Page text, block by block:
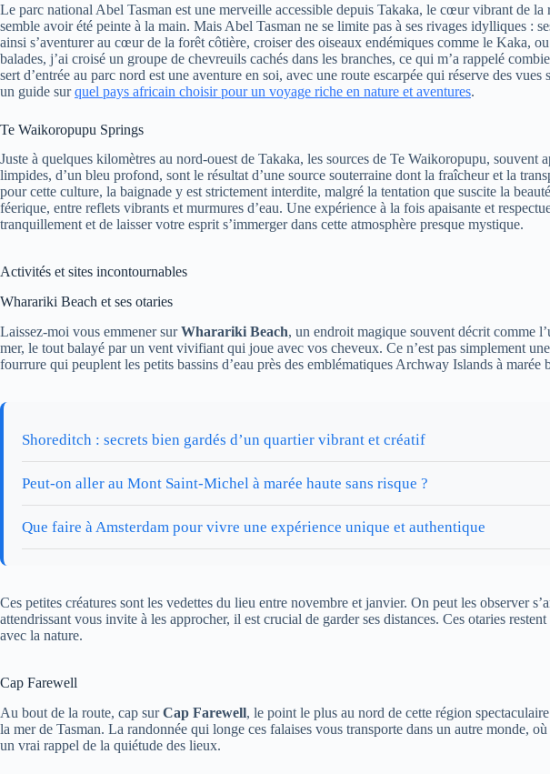
Le parc national Abel Tasman est une merveille accessible depuis Takaka, le cœur vibrant de
semble avoir été peinte à la main. Mais Abel Tasman ne se limite pas à ses rivages idylliques :
ainsi s’aventurer au cœur de la forêt côtière, croiser des oiseaux endémiques comme le Kaka,
balades, j’ai croisé un groupe de chevreuils cachés dans les branches, ce qui m’a rappelé
sert d’entrée au parc nord est une aventure en soi, avec une route escarpée qui réserve des
un guide surquel pays africain choisir pour un voyage riche en nature et aventures.
Te Waikoropupu Springs
Juste à quelques kilomètres au nord-ouest de Takaka, les sources de Te Waikoropupu,
limpides, d’un bleu profond, sont le résultat d’une source souterraine dont la fraîcheur et la
pour cette culture, la baignade y est strictement interdite, malgré la tentation que suscite la
féerique, entre reflets vibrants et murmures d’eau. Une expérience à la fois apaisante et
tranquillement et de laisser votre esprit s’immerger dans cette atmosphère presque mystique.
Activités et sites incontournables
Wharariki Beach et ses otaries
Laissez-moi vous emmener surWharariki Beach, un endroit magique souvent décrit comme
mer, le tout balayé par un vent vivifiant qui joue avec vos cheveux. Ce n’est pas simplement
fourrure qui peuplent les petits bassins d’eau près des emblématiques Archway Islands à marée
Shoreditch : secrets bien gardés d’un quartier vibrant et créatif
Peut-on aller au Mont Saint-Michel à marée haute sans risque ?
Que faire à Amsterdam pour vivre une expérience unique et authentique
Ces petites créatures sont les vedettes du lieu entre novembre et janvier. On peut les observer
attendrissant vous invite à les approcher, il est crucial de garder ses distances. Ces otaries
avec la nature.
Cap Farewell
Au bout de la route, cap surCap Farewell, le point le plus au nord de cette région
la mer de Tasman. La randonnée qui longe ces falaises vous transporte dans un autre monde,
un vrai rappel de la quiétude des lieux.